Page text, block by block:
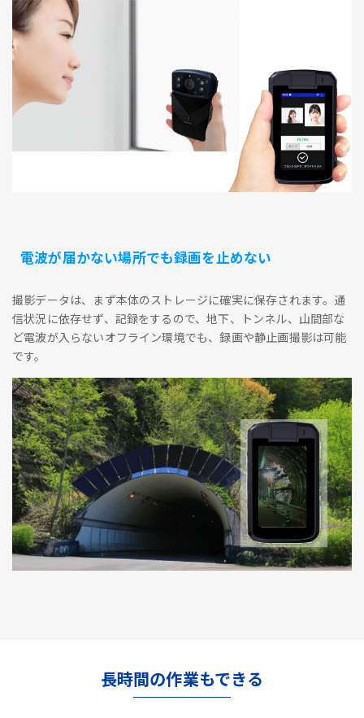
電波が届かない場所でも録画を止めない
撮影データは、まず本体のストレージに確実に保存されます。通
信状況に依存せず、記録をするので、地下、トンネル、山間部な
ど電波が入らないオフライン環境でも、録画や静止画撮影は可能
です。
長時間の作業もできる